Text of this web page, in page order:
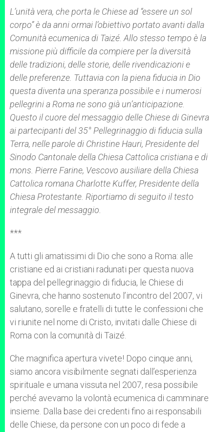
p
p
g
e
r
o
k
r
L’unità vera, che porta le Chiese ad “essere un sol
corpo” è da anni ormai l’obiettivo portato avanti dalla
Comunità ecumenica di Taizé. Allo stesso tempo è la
missione più difficile da compiere per la diversità
delle tradizioni, delle storie, delle rivendicazioni e
delle preferenze. Tuttavia con la piena fiducia in Dio
questa diventa una speranza possibile e i numerosi
pellegrini a Roma ne sono già un’anticipazione.
Questo il cuore del messaggio delle Chiese di Ginevra
ai partecipanti del 35° Pellegrinaggio di fiducia sulla
Terra, nelle parole di Christine Hauri, Presidente del
Sinodo Cantonale della Chiesa Cattolica cristiana e di
mons. Pierre Farine, Vescovo ausiliare della Chiesa
Cattolica romana Charlotte Kuffer, Presidente della
Chiesa Protestante. Riportiamo di seguito il testo
integrale del messaggio.
***
A tutti gli amatissimi di Dio che sono a Roma: alle
cristiane ed ai cristiani radunati per questa nuova
tappa del pellegrinaggio di fiducia, le Chiese di
Ginevra, che hanno sostenuto l’incontro del 2007, vi
salutano, sorelle e fratelli di tutte le confessioni che
vi riunite nel nome di Cristo, invitati dalle Chiese di
Roma con la comunità di Taizé.
Che magnifica apertura vivete! Dopo cinque anni,
siamo ancora visibilmente segnati dall’esperienza
spirituale e umana vissuta nel 2007, resa possibile
perché avevamo la volontà ecumenica di camminare
insieme. Dalla base dei credenti fino ai responsabili
delle Chiese, da persone con un poco di fede a